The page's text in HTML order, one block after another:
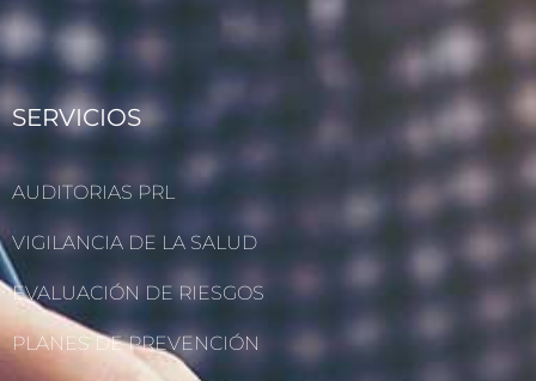
SERVICIOS
AUDITORIAS PRL
VIGILANCIA DE LA SALUD
EVALUACIÓN DE RIESGOS
PLANES DE PREVENCIÓN